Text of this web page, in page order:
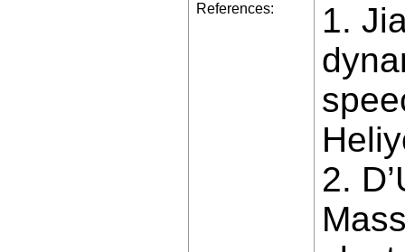
References:
1.
2.